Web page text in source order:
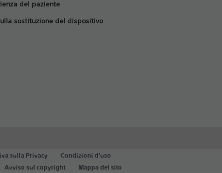
del paziente
sostituzione del dispositivo
sulla Privacy
Condizioni d'uso
Avviso sul copyright
Mappa del sito